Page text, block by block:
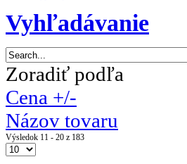
Vyhľadávanie
Zoradiť podľa
Cena +/-
Názov tovaru
Výsledok 11 - 20 z 183